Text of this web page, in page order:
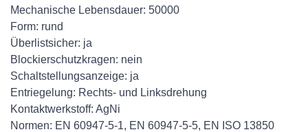
Mechanische Lebensdauer: 50000
Form: rund
Überlistsicher: ja
Blockierschutzkragen: nein
Schaltstellungsanzeige: ja
Entriegelung: Rechts- und Linksdrehung
Kontaktwerkstoff: AgNi
Normen: EN 60947-5-1, EN 60947-5-5, EN ISO 13850